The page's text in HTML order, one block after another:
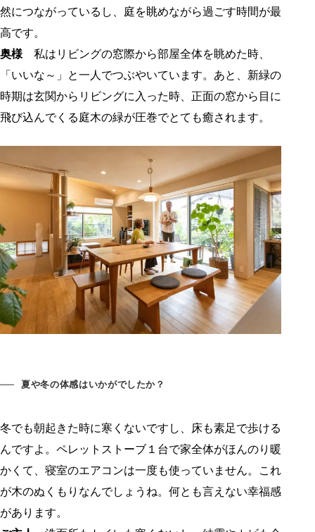
然につながっているし、庭を眺めながら過ごす時間が最
高です。
奥様 私はリビングの窓際から部屋全体を眺めた時、
「いいな～」と一人でつぶやいています。あと、新緑の
時期は玄関からリビングに入った時、正面の窓から目に
飛び込んでくる庭木の緑が圧巻でとても癒されます。
夏や冬の体感はいかがでしたか？
冬でも朝起きた時に寒くないですし、床も素足で歩ける
んですよ。ペレットストーブ１台で家全体がほんのり暖
かくて、寝室のエアコンは一度も使っていません。これ
が木のぬくもりなんでしょうね。何とも言えない幸福感
があります。